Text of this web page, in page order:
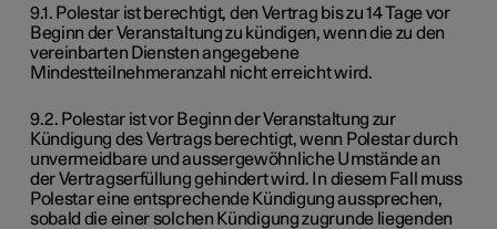
9.1. Polestar ist berechtigt, den Vertrag bis zu 14 Tage vor
Beginn der Veranstaltung zu kündigen, wenn die zu den
vereinbarten Diensten angegebene
Mindestteilnehmeranzahl nicht erreicht wird.
9.2. Polestar ist vor Beginn der Veranstaltung zur
Kündigung des Vertrags berechtigt, wenn Polestar durch
unvermeidbare und aussergewöhnliche Umstände an
der Vertragserfüllung gehindert wird. In diesem Fall muss
Polestar eine entsprechende Kündigung aussprechen,
sobald die einer solchen Kündigung zugrunde liegenden